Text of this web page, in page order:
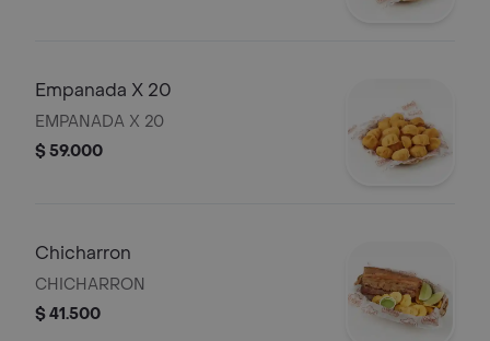
Empanada X 20
EMPANADA X 20
$ 59.000
Chicharron
CHICHARRON
$ 41.500